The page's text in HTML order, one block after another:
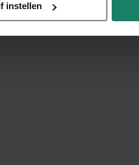
instellen